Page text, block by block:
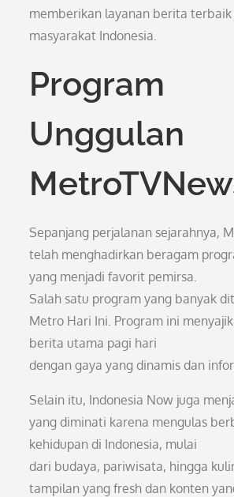
memberikan layanan berita terbaik
masyarakat Indonesia.
Program
Unggulan
Sepanjang perjalanan sejarahnya,
telah menghadirkan beragam
yang menjadi favorit pemirsa.
Salah satu program yang banyak
Metro Hari Ini. Program ini
berita utama pagi hari
dengan gaya yang dinamis dan
Selain itu, Indonesia Now juga
yang diminati karena mengulas
kehidupan di Indonesia, mulai
dari budaya, pariwisata, hingga
tampilan yang fresh dan konten